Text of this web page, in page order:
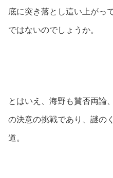
底に突き落とし這い上がっ
ではないのでしょうか。
とはいえ、海野も賛否両論
の決意の挑戦であり、謎の
道。